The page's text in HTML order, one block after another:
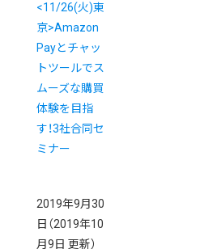
<11/26(火)東
京>Amazon
Payとチャッ
トツールでス
ムーズな購買
体験を目指
す！3社合同セ
ミナー
2019年9月30
日 （2019年10
月9日 更新）